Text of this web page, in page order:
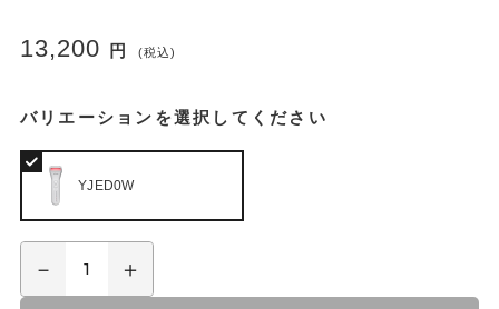
13,200 円 (税込)
バリエーションを選択してください
YJED0W